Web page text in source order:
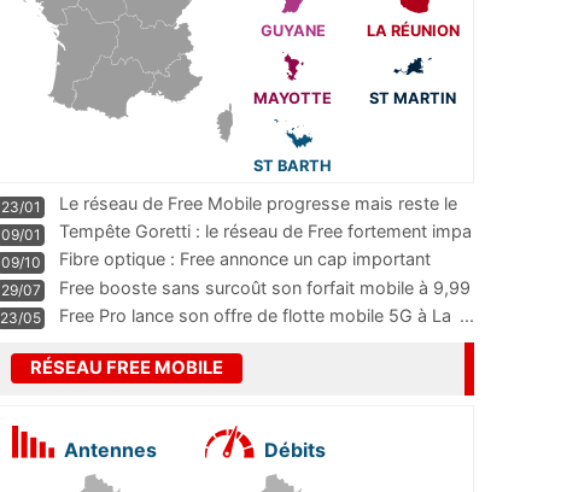
GUYANE LA RÉUNION
MAYOTTE ST MARTIN
ST BARTH
23/01
Le réseau de Free Mobile progresse mais reste le
m
...
09/01
Tempête Goretti : le réseau de Free fortement impa
09/10
Fibre optique : Free annonce un cap important
pass
...
29/07
Free booste sans surcoût son forfait mobile à 9,99
23/05 Free Pro lance son offre de flotte mobile 5G à La ...
RÉSEAU FREE MOBILE
Antennes Débits